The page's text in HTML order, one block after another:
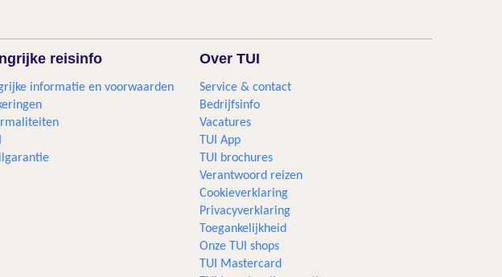
reisinfo
informatie en voorwaarden
Over TUI
Service & contact
Bedrijfsinfo
Vacatures
TUI App
TUI brochures
Verantwoord reizen
Cookieverklaring
Privacyverklaring
Toegankelijkheid
Onze TUI shops
TUI Mastercard